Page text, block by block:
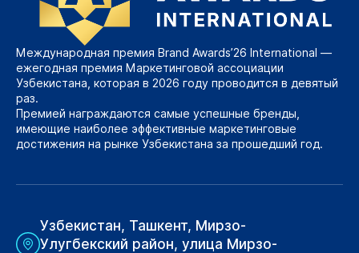
Международная премия Brand Awards’26 International —
ежегодная премия Маркетинговой ассоциации
Узбекистана, которая в 2026 году проводится в девятый
раз.
Премией награждаются самые успешные бренды,
имеющие наиболее эффективные маркетинговые
достижения на рынке Узбекистана за прошедший год.
Узбекистан, Ташкент, Мирзо-
Улугбекский район, улица Мирзо-